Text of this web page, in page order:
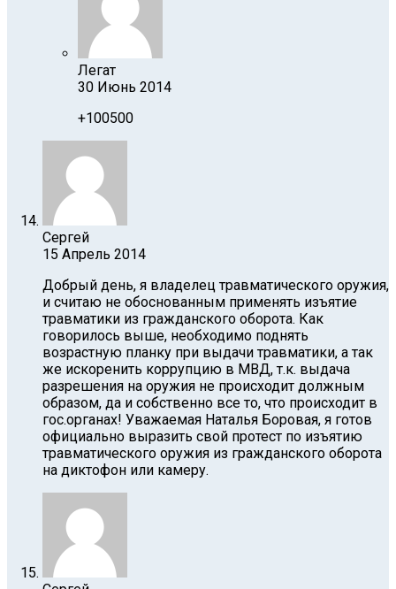
Легат
30 Июнь 2014
+100500
Сергей
15 Апрель 2014
Добрый день, я владелец травматического оружия,
и считаю не обоснованным применять изъятие
травматики из гражданского оборота. Как
говорилось выше, необходимо поднять
возрастную планку при выдачи травматики, а так
же искоренить коррупцию в МВД, т.к. выдача
разрешения на оружия не происходит должным
образом, да и собственно все то, что происходит в
гос.органах! Уважаемая Наталья Боровая, я готов
официально выразить свой протест по изъятию
травматического оружия из гражданского оборота
на диктофон или камеру.